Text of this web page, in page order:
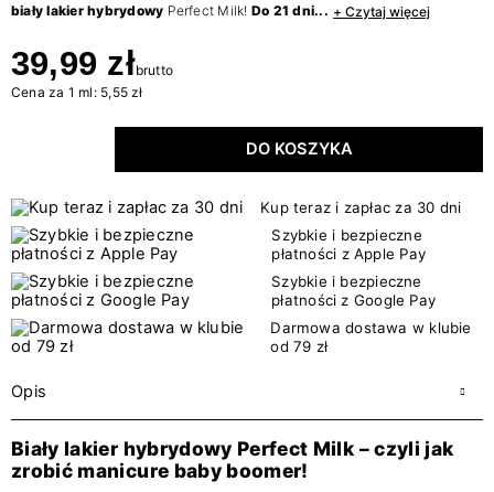
biały lakier hybrydowy Perfect Milk! Do 21 dni... + Czytaj więcej
39,99 złbrutto
Cena za 1 ml: 5,55 zł
DO KOSZYKA
Kup teraz i zapłac za 30 dni
Szybkie i bezpieczne
płatności z Apple Pay
Szybkie i bezpieczne
płatności z Google Pay
Darmowa dostawa w klubie
od 79 zł
Opis
Biały lakier hybrydowy Perfect Milk – czyli jak
zrobić manicure baby boomer!